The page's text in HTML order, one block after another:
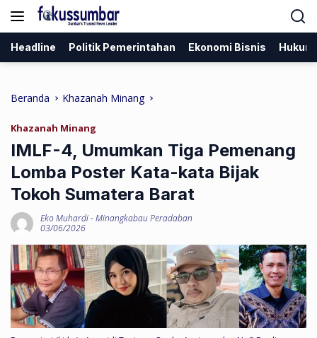
Langsung
Headline Politik Pemerintahan Ekonomi Bisnis Hukum
Beranda Khazanah Minang
Khazanah Minang
IMLF-4, Umumkan Tiga Pemenang
Lomba Poster Kata-kata Bijak
Tokoh Sumatera Barat
Eko Muhardi-Minangkabau Peradaban
03/06/2026